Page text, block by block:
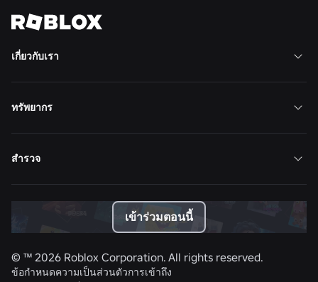
เกี่ยวกับเรา
ทรัพยากร
สำรวจ
เข้าร่วมตอนนี้
© ™ 2026 Roblox Corporation. All rights reserved.
ข้อกำหนดความเป็นส่วนตัวการเข้าถึง